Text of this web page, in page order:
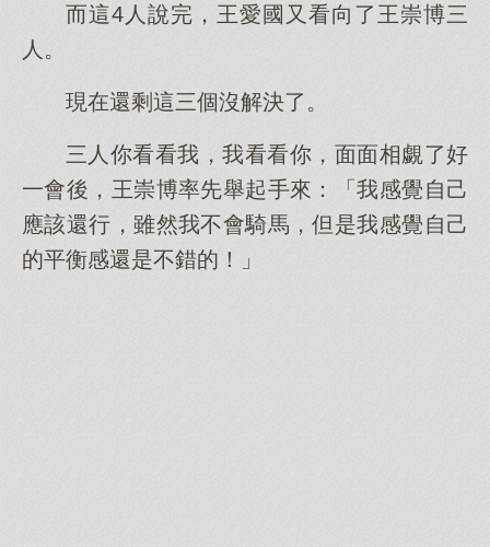
而這4人說完，王愛國又看向了王崇博三
人。
現在還剩這三個沒解決了。
三人你看看我，我看看你，面面相覷了好
一會後，王崇博率先舉起手來：「我感覺自己
應該還行，雖然我不會騎馬，但是我感覺自己
的平衡感還是不錯的！」